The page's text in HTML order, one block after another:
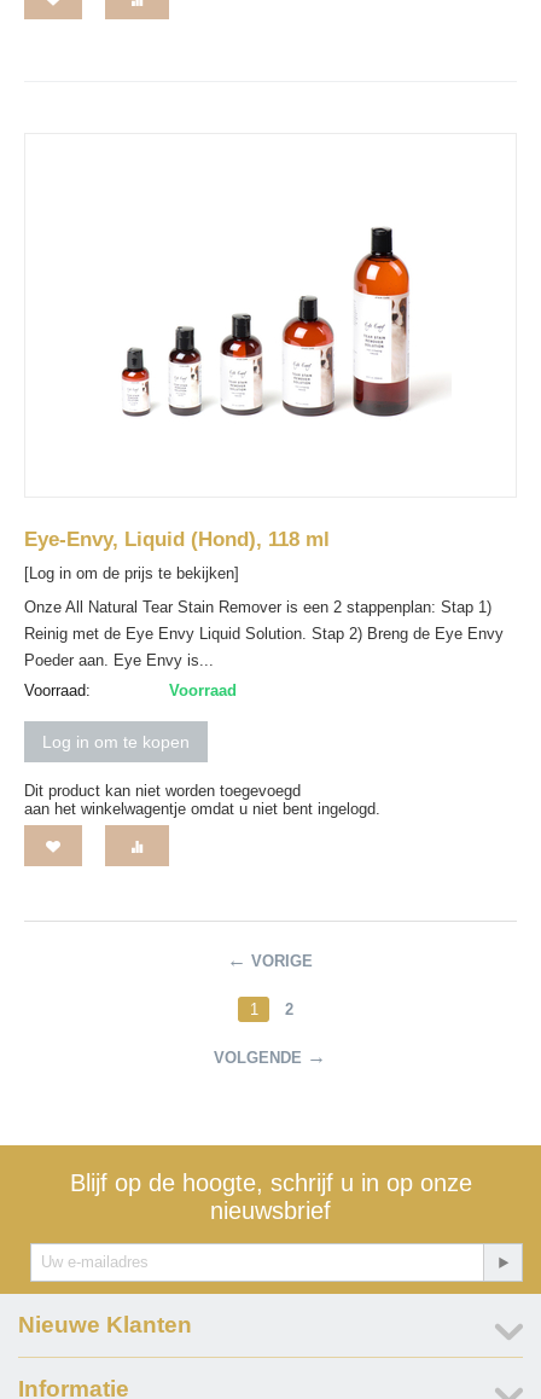
Eye-Envy, Liquid (Hond), 118 ml
[Log in om de prijs te bekijken]
Onze All Natural Tear Stain Remover is een 2 stappenplan: Stap 1)
Reinig met de Eye Envy Liquid Solution. Stap 2) Breng de Eye Envy
Poeder aan. Eye Envy is...
Voorraad:
Voorraad
Log in om te kopen
Dit product kan niet worden toegevoegd
aan het winkelwagentje omdat u niet bent ingelogd.
VORIGE
1 2
VOLGENDE
Blijf op de hoogte, schrijf u in op onze
nieuwsbrief
Nieuwe Klanten
Informatie